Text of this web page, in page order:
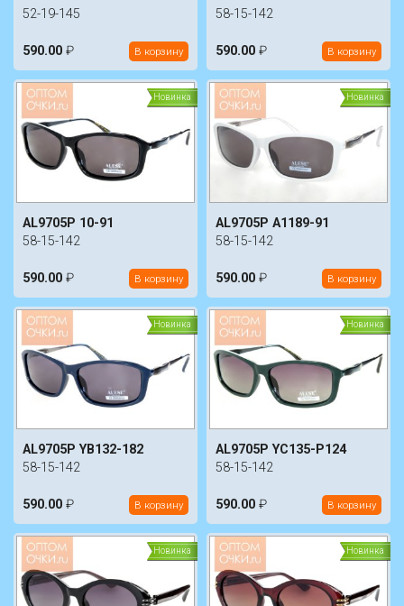
52-19-145
590.00 ₽ В корзину
58-15-142
590.00 ₽ В корзину
Новинка
AL9705P 10-91
58-15-142
590.00 ₽ В корзину
Новинка
AL9705P A1189-91
58-15-142
590.00 ₽ В корзину
Новинка
AL9705P YB132-182
58-15-142
590.00 ₽ В корзину
Новинка
AL9705P YC135-P124
58-15-142
590.00 ₽ В корзину
Новинка Новинка